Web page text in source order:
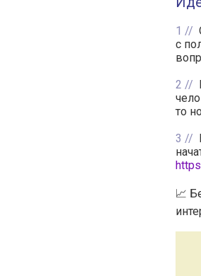
1
с
2
то
3
📈